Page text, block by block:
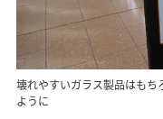
壊れやすいガラス製品はもち
ように